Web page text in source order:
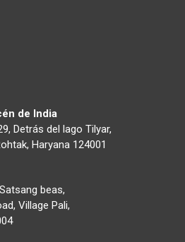
de India
Detrás del lago Tilyar,
Haryana 124001
beas,
Village Pali,